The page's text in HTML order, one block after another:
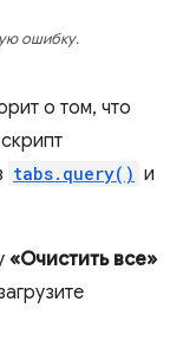
ошибку.
о том, что
tabs.query() и
«Очистить все»